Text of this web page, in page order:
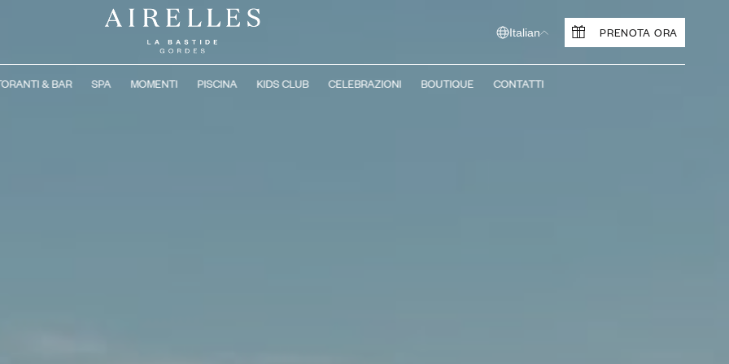
Italian PRENOTA ORA
& BAR SPA MOMENTI PISCINA KIDS CLUB CELEBRAZIONI BOUTIQUE CONTATTI